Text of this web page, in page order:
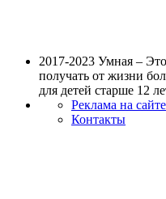
2017-2023 Умная –
получать от жизни
для детей старше 12
Реклама на сайте
Контакты